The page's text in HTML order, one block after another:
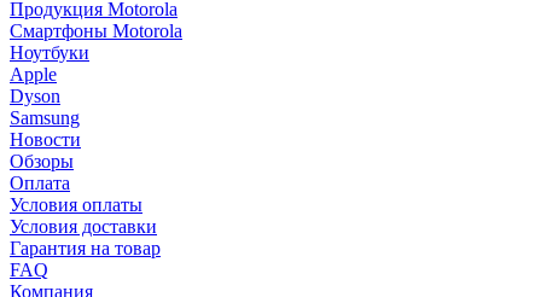
Продукция Motorola
Смартфоны Motorola
Ноутбуки
Apple
Dyson
Samsung
Новости
Обзоры
Оплата
Условия оплаты
Условия доставки
Гарантия на товар
FAQ
Компания